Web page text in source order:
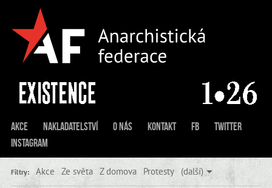
Akce Nakladatelství O nás Kontakt FB
Twitter
Instagram
Filtry: Akce Ze světa Z domova Protesty (další)